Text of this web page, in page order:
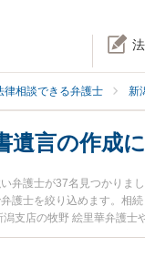
律相談できる弁護士 新
遺言の作成
弁護士が37名見つかりま
護士を絞り込めます。相
支店の牧野 絵里華弁護
護士費用、強みなどが注
決の実績豊富な近くの弁